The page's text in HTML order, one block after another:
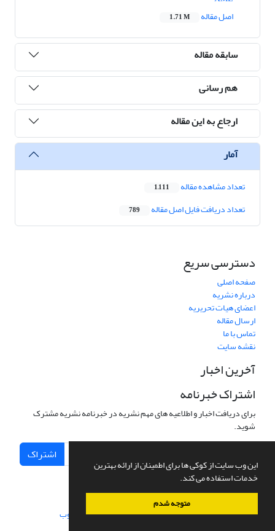
این وب سایت از کوکی ها برای اطمینان از ارائه بهترین
خدمات استفاده می کند.
متوجه شدم
اصل مقاله
1.71 M
سابقه مقاله
هم رسانی
ارجاع به این مقاله
آمار
تعداد مشاهده مقاله 1,111
تعداد دریافت فایل اصل مقاله 789
دسترسی سریع
صفحه اصلی
درباره نشریه
اعضای هیات تحریریه
ارسال مقاله
تماس با ما
نقشه سایت
آخرین اخبار
اشتراک خبرنامه
برای دریافت اخبار و اطلاعیه های مهم نشریه در خبرنامه نشریه مشترک
شوید.
اشتراک
سامانه مدیریت نشریات علمی.طراحی و پیاده سازی از سیناوب